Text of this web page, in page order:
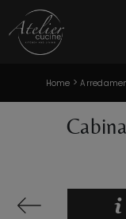
Home >